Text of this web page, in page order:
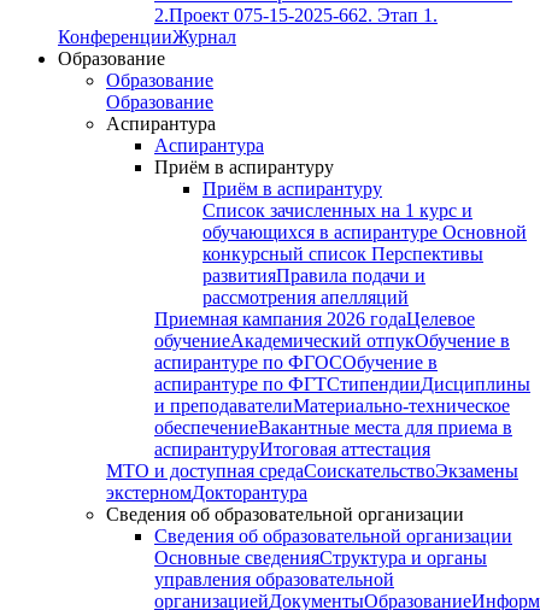
2.Проект 075-15-2025-662. Этап 1.
КонференцииЖурнал
Образование
Образование
Образование
Аспирантура
Аспирантура
Приём в аспирантуру
Приём в аспирантуру
Список зачисленных на 1 курс и
обучающихся в аспирантуре Основной
конкурсный список Перспективы
развитияПравила подачи и
рассмотрения апелляций
Приемная кампания 2026 годаЦелевое
обучениеАкадемический отпукОбучение в
аспирантуре по ФГОСОбучение в
аспирантуре по ФГТСтипендииДисциплины
и преподавателиМатериально-техническое
обеспечениеВакантные места для приема в
аспирантуруИтоговая аттестация
МТО и доступная средаСоискательствоЭкзамены
экстерномДокторантура
Сведения об образовательной организации
Сведения об образовательной организации
Основные сведенияСтруктура и органы
управления образовательной
организациейДокументыОбразование